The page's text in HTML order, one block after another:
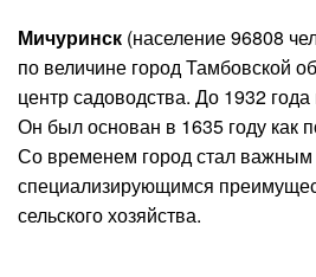
Мичуринск (население 96808
по величине город Тамбовской
центр садоводства. До 1932
Он был основан в 1635 году как
Со временем город стал
специализирующимся
сельского хозяйства.